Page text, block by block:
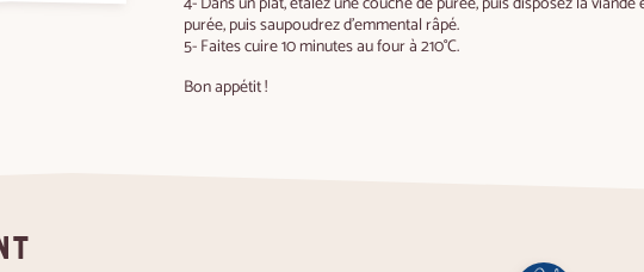
purée, puis saupoudrez d'emmental râpé.
5- Faites cuire 10 minutes au four à 210°C.
Bon appétit !